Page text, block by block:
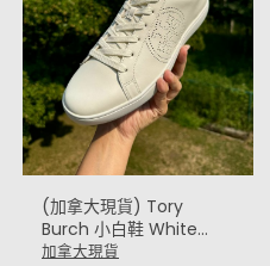
(加拿大現貨) Tory
Burch 小白鞋 White
Sneakers (只有 US10)
加拿大現貨